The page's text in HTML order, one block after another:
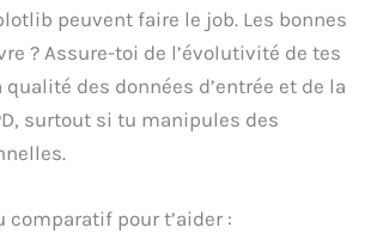
peuvent faire le job. Les bonnes
? Assure-toi de l’évolutivité de tes
des données d’entrée et de la
surtout si tu manipules des
comparatif pour t’aider :